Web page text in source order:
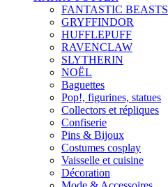
FANTASTIC BEASTS
GRYFFINDOR
HUFFLEPUFF
RAVENCLAW
SLYTHERIN
NOËL
Baguettes
Pop!, figurines, statues
Collectors et répliques
Confiserie
Pins & Bijoux
Costumes cosplay
Vaisselle et cuisine
Décoration